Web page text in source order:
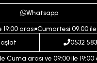
Whatsapp
arası Cumartesi 09:00 ile
0532
Cuma arası ve 09:00 ile 19:00